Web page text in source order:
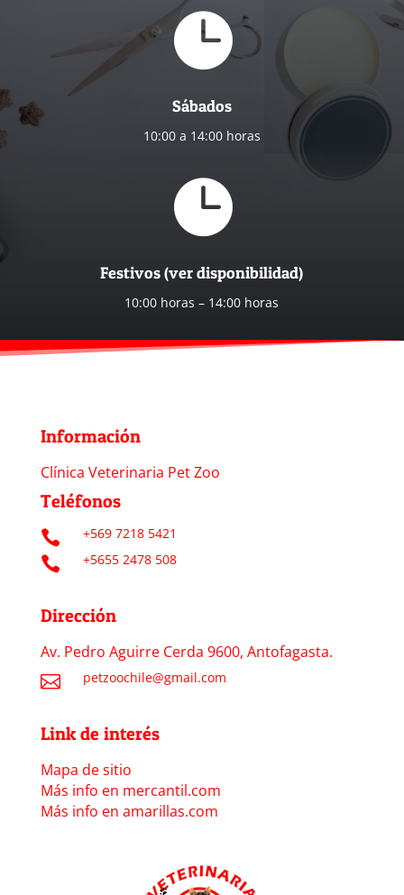

Sábados
10:00 a 14:00 horas

Festivos (ver disponibilidad)
10:00 horas – 14:00 horas
Información
Clínica Veterinaria Pet Zoo
Teléfonos
 +569 7218 5421
 +5655 2478 508
Dirección
Av. Pedro Aguirre Cerda 9600, Antofagasta.

petzoochile@gmail.com
Link de interés
Mapa de sitio
Más info en mercantil.com
Más info en amarillas.com